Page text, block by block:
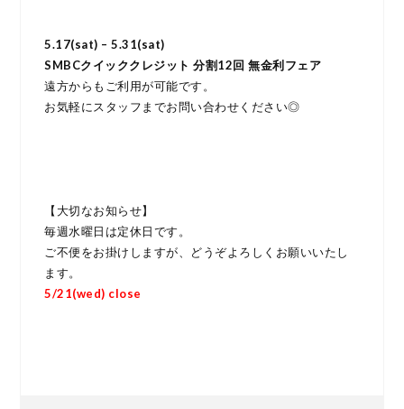
5.17(sat) – 5.31(sat)
SMBCクイッククレジット 分割12回 無金利フェア
遠方からもご利用が可能です。
お気軽にスタッフまでお問い合わせください◎
【大切なお知らせ】
毎週水曜日は定休日です。
ご不便をお掛けしますが、どうぞよろしくお願いいたし
ます。
5/21(wed) close